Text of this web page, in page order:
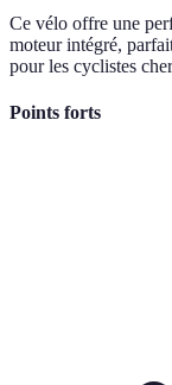
Ce vélo offre une
moteur intégré,
pour les cyclistes
Points forts